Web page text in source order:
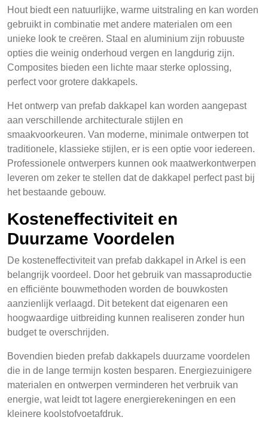
Hout biedt een natuurlijke, warme uitstraling en kan worden
gebruikt in combinatie met andere materialen om een
unieke look te creëren. Staal en aluminium zijn robuuste
opties die weinig onderhoud vergen en langdurig zijn.
Composites bieden een lichte maar sterke oplossing,
perfect voor grotere dakkapels.
Het ontwerp van prefab dakkapel kan worden aangepast
aan verschillende architecturale stijlen en
smaakvoorkeuren. Van moderne, minimale ontwerpen tot
traditionele, klassieke stijlen, er is een optie voor iedereen.
Professionele ontwerpers kunnen ook maatwerkontwerpen
leveren om zeker te stellen dat de dakkapel perfect past bij
het bestaande gebouw.
Kosteneffectiviteit en
Duurzame Voordelen
De kosteneffectiviteit van prefab dakkapel in Arkel is een
belangrijk voordeel. Door het gebruik van massaproductie
en efficiënte bouwmethoden worden de bouwkosten
aanzienlijk verlaagd. Dit betekent dat eigenaren een
hoogwaardige uitbreiding kunnen realiseren zonder hun
budget te overschrijden.
Bovendien bieden prefab dakkapels duurzame voordelen
die in de lange termijn kosten besparen. Energiezuinigere
materialen en ontwerpen verminderen het verbruik van
energie, wat leidt tot lagere energierekeningen en een
kleinere koolstofvoetafdruk.